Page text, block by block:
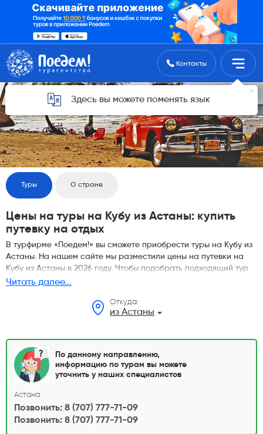
Поиск туровКонтакты
Здесь вы можете поменять язык
Туры О стране
Цены на туры на Кубу из Астаны: купить
путевку на отдых
В турфирме «Поедем!» вы сможете приобрести туры на Кубу из
Астаны. На нашем сайте мы разместили цены на путевки на
Кубу из Астаны в 2026 году. Чтобы подобрать подходящий тур
для отдыха на Кубе выберите дату поездки, курорт, категорию
на одного человека при двухместном размещении. Узнать
подробности можно у наших менеджеров.
Читать далее...
Откуда:
из Астаны
По данному направлению,
информацию по турам вы можете
уточнить у наших специалистов
Астана
Позвонить: 8 (707) 777-71-09
Позвонить: 8 (707) 777-71-09